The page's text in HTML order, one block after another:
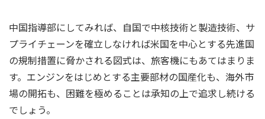
中国指導部にしてみれば、自国で中核技術と製造技術、サ
プライチェーンを確立しなければ米国を中心とする先進国
の規制措置に脅かされる図式は、旅客機にもあてはまりま
す。エンジンをはじめとする主要部材の国産化も、海外市
場の開拓も、困難を極めることは承知の上で追求し続ける
でしょう。